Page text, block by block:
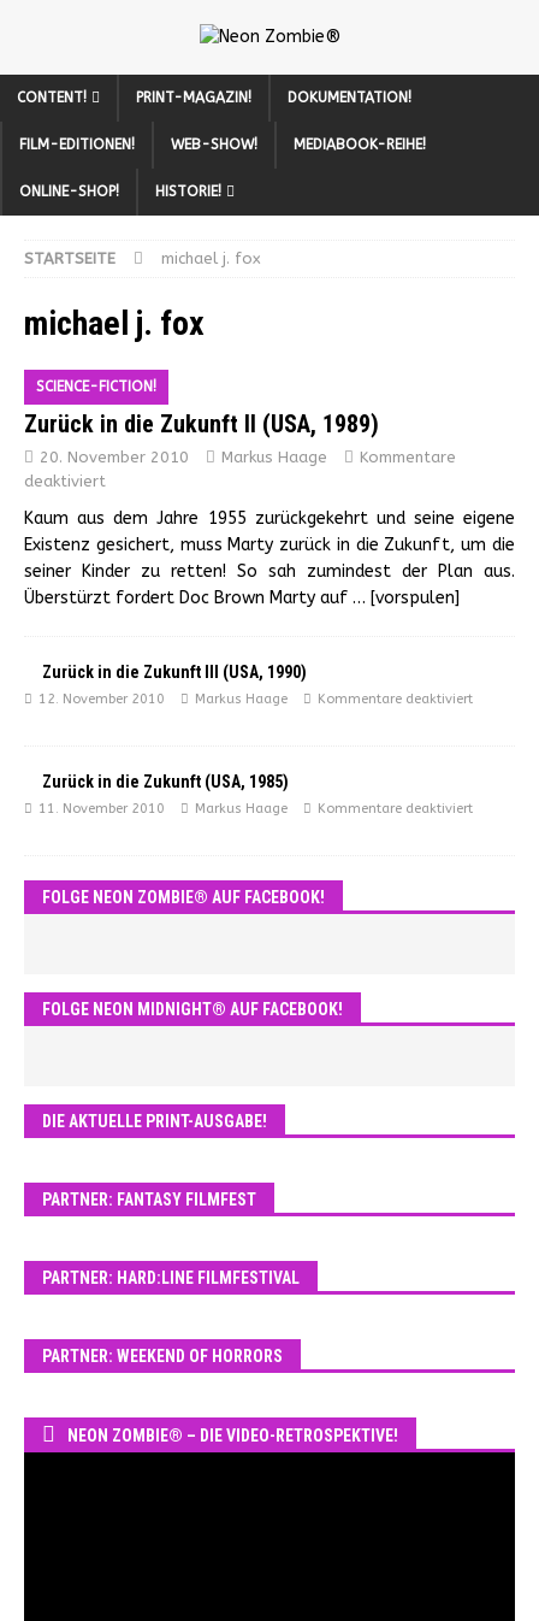
CONTENT! PRINT-MAGAZIN! DOKUMENTATION!
FILM-EDITIONEN! WEB-SHOW! MEDIABOOK-REIHE!
ONLINE-SHOP! HISTORIE!
STARTSEITE michael j. fox
michael j. fox
SCIENCE-FICTION!
Zurück in die Zukunft II (USA, 1989)
20. November 2010 Markus Haage
Kommentare
deaktiviert
Kaum aus dem Jahre 1955 zurückgekehrt und seine eigene
Existenz gesichert, muss Marty zurück in die Zukunft, um die
seiner Kinder zu retten! So sah zumindest der Plan aus.
Überstürzt fordert Doc Brown Marty auf … [vorspulen]
Zurück in die Zukunft III (USA, 1990)
12. November 2010 Markus Haage Kommentare deaktiviert
Zurück in die Zukunft (USA, 1985)
11. November 2010 Markus Haage Kommentare deaktiviert
FOLGE NEON ZOMBIE® AUF FACEBOOK!
FOLGE NEON MIDNIGHT® AUF FACEBOOK!
DIE AKTUELLE PRINT-AUSGABE!
PARTNER: FANTASY FILMFEST
PARTNER: HARD:LINE FILMFESTIVAL
PARTNER: WEEKEND OF HORRORS
NEON ZOMBIE® – DIE VIDEO-RETROSPEKTIVE!